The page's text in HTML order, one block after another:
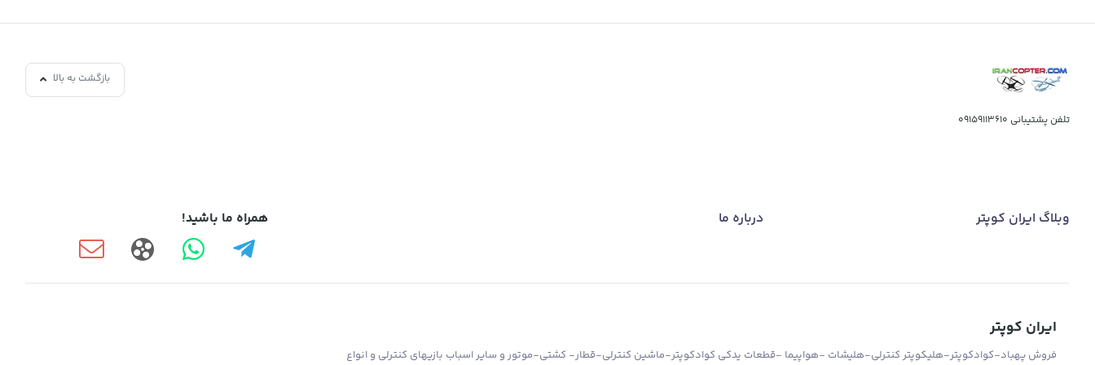
بازگشت به بالا
تلفن پشتیبانی 09159113610
وبلاگ ایران کوپتر درباره ما همراه ما باشید!
ایران کوپتر
فروش پهباد-کوادکوپتر-هلیکوپتر کنترلی-هلیشات -هواپیما -قطعات یدکی کوادکوپتر-ماشین کنترلی-قطار- کشتی-موتور و سایر اسباب بازیهای کنترلی و انواع